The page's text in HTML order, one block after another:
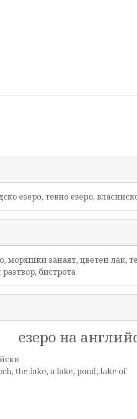
езеро, тевно езеро,
моряшки занаят, цветен лак,
бистрота
езеро на
the lake, a lake, pond, lake of